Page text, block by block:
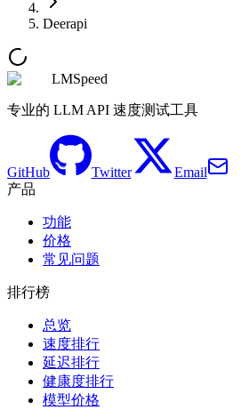
Deerapi
LMSpeed
专业的 LLM API 速度测试工具
GitHub Twitter
Email
产品
功能
价格
常见问题
排行榜
总览
速度排行
延迟排行
健康度排行
模型价格